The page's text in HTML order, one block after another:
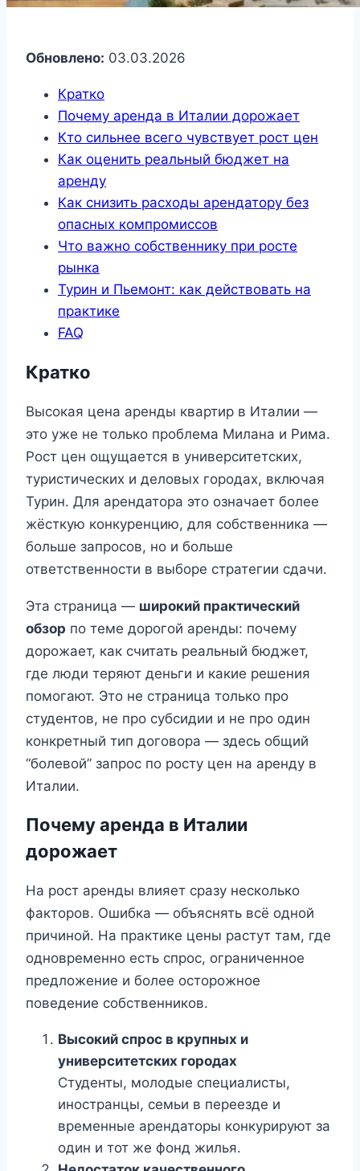
Обновлено: 03.03.2026
Кратко
Почему аренда в Италии дорожает
Кто сильнее всего чувствует рост цен
Как оценить реальный бюджет на
аренду
Как снизить расходы арендатору без
опасных компромиссов
Что важно собственнику при росте
рынка
Турин и Пьемонт: как действовать на
практике
FAQ
Кратко
Высокая цена аренды квартир в Италии —
это уже не только проблема Милана и Рима.
Рост цен ощущается в университетских,
туристических и деловых городах, включая
Турин. Для арендатора это означает более
жёсткую конкуренцию, для собственника —
больше запросов, но и больше
ответственности в выборе стратегии сдачи.
Эта страница — широкий практический
обзор по теме дорогой аренды: почему
дорожает, как считать реальный бюджет,
где люди теряют деньги и какие решения
помогают. Это не страница только про
студентов, не про субсидии и не про один
конкретный тип договора — здесь общий
“болевой” запрос по росту цен на аренду в
Италии.
Почему аренда в Италии
дорожает
На рост аренды влияет сразу несколько
факторов. Ошибка — объяснять всё одной
причиной. На практике цены растут там, где
одновременно есть спрос, ограниченное
предложение и более осторожное
поведение собственников.
Высокий спрос в крупных и
университетских городах
Студенты, молодые специалисты,
иностранцы, семьи в переезде и
временные арендаторы конкурируют за
один и тот же фонд жилья.